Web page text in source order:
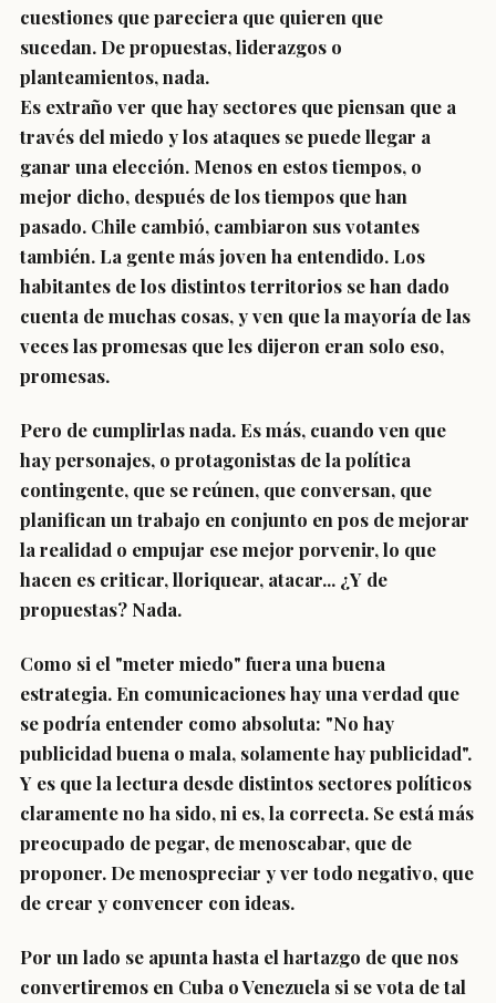
cuestiones que pareciera que quieren que
sucedan. De propuestas, liderazgos o
planteamientos, nada.
Es extraño ver que hay sectores que piensan que a
través del miedo y los ataques se puede llegar a
ganar una elección. Menos en estos tiempos, o
mejor dicho, después de los tiempos que han
pasado. Chile cambió, cambiaron sus votantes
también. La gente más joven ha entendido. Los
habitantes de los distintos territorios se han dado
cuenta de muchas cosas, y ven que la mayoría de las
veces las promesas que les dijeron eran solo eso,
promesas.
Pero de cumplirlas nada. Es más, cuando ven que
hay personajes, o protagonistas de la política
contingente, que se reúnen, que conversan, que
planifican un trabajo en conjunto en pos de mejorar
la realidad o empujar ese mejor porvenir, lo que
hacen es criticar, lloriquear, atacar... ¿Y de
propuestas? Nada.
Como si el "meter miedo" fuera una buena
estrategia. En comunicaciones hay una verdad que
se podría entender como absoluta: "No hay
publicidad buena o mala, solamente hay publicidad".
Y es que la lectura desde distintos sectores políticos
claramente no ha sido, ni es, la correcta. Se está más
preocupado de pegar, de menoscabar, que de
proponer. De menospreciar y ver todo negativo, que
de crear y convencer con ideas.
Por un lado se apunta hasta el hartazgo de que nos
convertiremos en Cuba o Venezuela si se vota de tal